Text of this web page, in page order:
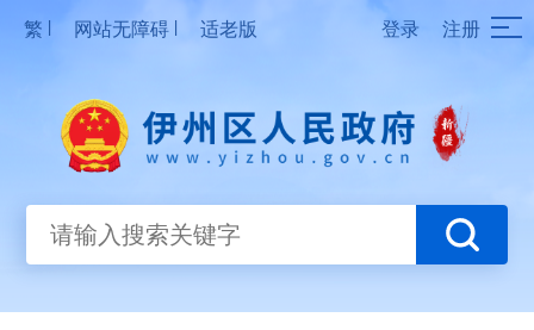
繁 | 网站无障碍 | 适老版 登录 注册